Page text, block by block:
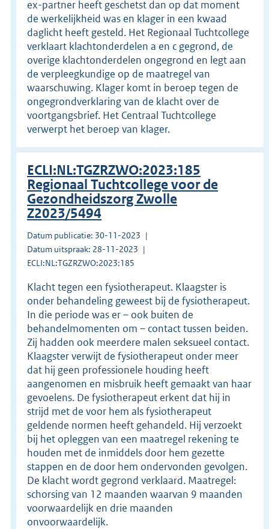
ex-partner heeft geschetst dan op dat moment
de werkelijkheid was en klager in een kwaad
daglicht heeft gesteld. Het Regionaal Tuchtcollege
verklaart klachtonderdelen a en c gegrond, de
overige klachtonderdelen ongegrond en legt aan
de verpleegkundige op de maatregel van
waarschuwing. Klager komt in beroep tegen de
ongegrondverklaring van de klacht over de
voortgangsbrief. Het Centraal Tuchtcollege
verwerpt het beroep van klager.
ECLI:NL:TGZRZWO:2023:185
Regionaal Tuchtcollege voor de
Gezondheidszorg Zwolle
Z2023/5494
Datum publicatie: 30-11-2023
Datum uitspraak: 28-11-2023
ECLI:NL:TGZRZWO:2023:185
Klacht tegen een fysiotherapeut. Klaagster is
onder behandeling geweest bij de fysiotherapeut.
In die periode was er – ook buiten de
behandelmomenten om – contact tussen beiden.
Zij hadden ook meerdere malen seksueel contact.
Klaagster verwijt de fysiotherapeut onder meer
dat hij geen professionele houding heeft
aangenomen en misbruik heeft gemaakt van haar
gevoelens. De fysiotherapeut erkent dat hij in
strijd met de voor hem als fysiotherapeut
geldende normen heeft gehandeld. Hij verzoekt
bij het opleggen van een maatregel rekening te
houden met de inmiddels door hem gezette
stappen en de door hem ondervonden gevolgen.
De klacht wordt gegrond verklaard. Maatregel:
schorsing van 12 maanden waarvan 9 maanden
voorwaardelijk en drie maanden
onvoorwaardelijk.